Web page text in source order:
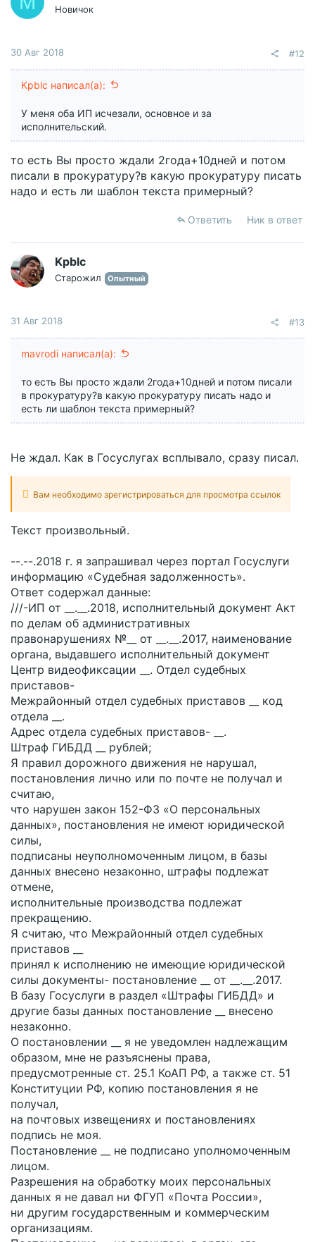
Новичок
30 Авг 2018 #12
Kpblc написал(а):
У меня оба ИП исчезали, основное и за
исполнительский.
то есть Вы просто ждали 2года+10дней и потом
писали в прокуратуру?в какую прокуратуру писать
надо и есть ли шаблон текста примерный?
Ответить Ник в ответ
Kpblc
Старожил Опытный
31 Авг 2018 #13
mavrodi написал(а):
то есть Вы просто ждали 2года+10дней и потом писали
в прокуратуру?в какую прокуратуру писать надо и
есть ли шаблон текста примерный?
Не ждал. Как в Госуслугах всплывало, сразу писал.
Вам необходимо зрегистрироваться для просмотра ссылок
Текст произвольный.
--.--.2018 г. я запрашивал через портал Госуслуги
информацию «Судебная задолженность».
Ответ содержал данные:
///-ИП от __.__.2018, исполнительный документ Акт
по делам об административных
правонарушениях №__ от __.__.2017, наименование
органа, выдавшего исполнительный документ
Центр видеофиксации __. Отдел судебных
приставов-
Межрайонный отдел судебных приставов __ код
отдела __.
Адрес отдела судебных приставов- __.
Штраф ГИБДД __ рублей;
Я правил дорожного движения не нарушал,
постановления лично или по почте не получал и
считаю,
что нарушен закон 152-ФЗ «О персональных
данных», постановления не имеют юридической
силы,
подписаны неуполномоченным лицом, в базы
данных внесено незаконно, штрафы подлежат
отмене,
исполнительные производства подлежат
прекращению.
Я считаю, что Межрайонный отдел судебных
приставов __
принял к исполнению не имеющие юридической
силы документы- постановление __ от __.__.2017.
В базу Госуслуги в раздел «Штрафы ГИБДД» и
другие базы данных постановление __ внесено
незаконно.
О постановлении __ я не уведомлен надлежащим
образом, мне не разъяснены права,
предусмотренные ст. 25.1 КоАП РФ, а также ст. 51
Конституции РФ, копию постановления я не
получал,
на почтовых извещениях и постановлениях
подпись не моя.
Постановление __ не подписано уполномоченным
лицом.
Разрешения на обработку моих персональных
данных я не давал ни ФГУП «Почта России»,
ни другим государственным и коммерческим
организациям.